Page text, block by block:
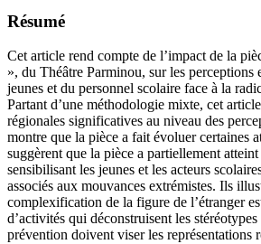
Résumé
Cet article rend compte de l’impact de la
», du Théâtre Parminou, sur les perceptions
jeunes et du personnel scolaire face à la
Partant d’une méthodologie mixte, cet
régionales significatives au niveau des
montre que la pièce a fait évoluer certaines
suggèrent que la pièce a partiellement
sensibilisant les jeunes et les acteurs
associés aux mouvances extrémistes. Ils
complexification de la figure de l’étranger
d’activités qui déconstruisent les
prévention doivent viser les représentations